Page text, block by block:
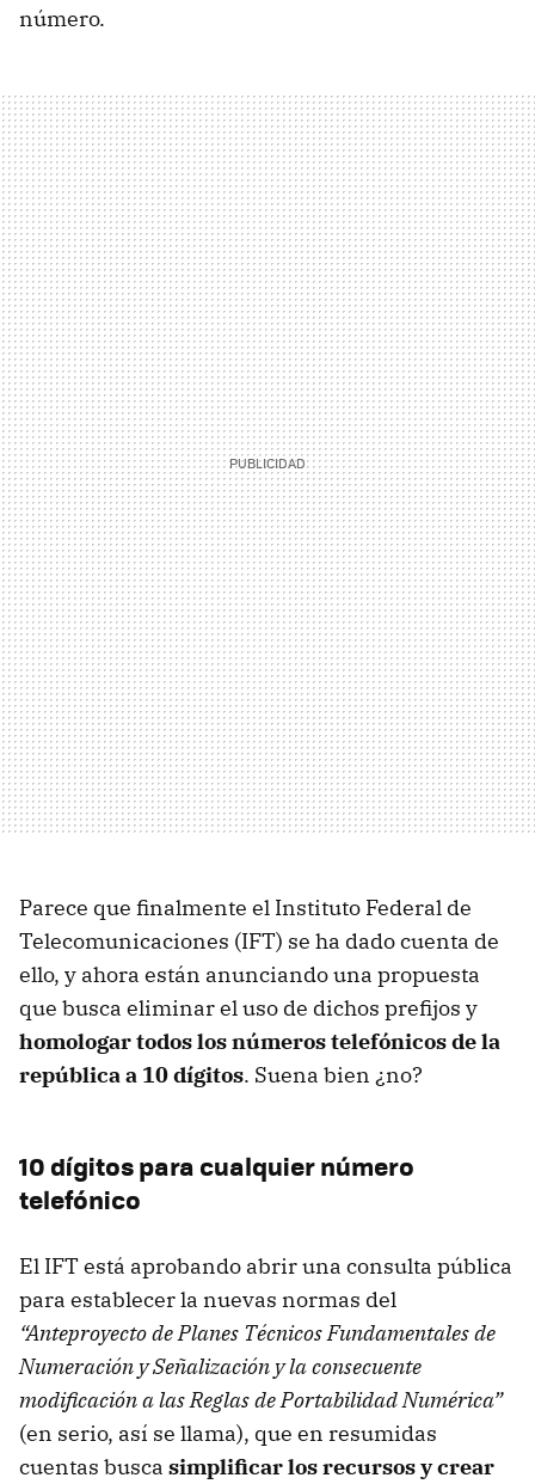
número.
Parece que finalmente el Instituto Federal de
Telecomunicaciones (IFT) se ha dado cuenta de
ello, y ahora están anunciando una propuesta
que busca eliminar el uso de dichos prefijos y
homologar todos los números telefónicos de la
república a 10 dígitos. Suena bien ¿no?
10 dígitos para cualquier número
telefónico
El IFT está aprobando abrir una consulta pública
para establecer la nuevas normas del
“Anteproyecto de Planes Técnicos Fundamentales de
Numeración y Señalización y la consecuente
modificación a las Reglas de Portabilidad Numérica”
(en serio, así se llama), que en resumidas
cuentas busca simplificar los recursos y crear